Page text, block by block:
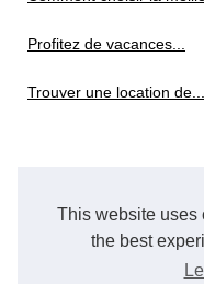
This website uses
the best
Profitez de vacances...
Trouver une location de...
Découvrez le gr34 : un...